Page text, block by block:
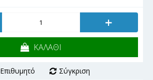
+
ΚΑΛΑΘΙ
Επιθυμητό Σύγκριση